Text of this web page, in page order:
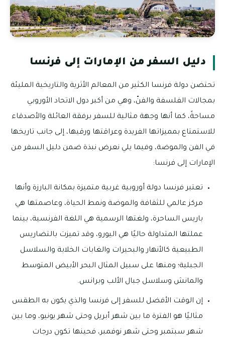
دليل السفر من الإمارات إلى فرنسا
تحتضن دولة فرنسا الكثير من المعالم الأثرية والتاريخية المليئة
بمجالات الفلسفة والفنّ، وهي من أكبر دول الاتحاد الأوروبي
مساحةً، كما أنها وجهة مثالية للسفر برفقة العائلة والأصدقاء
للاستمتاع بمميزاتها الفريدة وعراقتها ورقيها، إلى جانب تاريخها
في الفن والموضة، وفيما يلي نعرض نبذة ضمن دليل السفر من
الإمارات إلى فرنسا:
تعتبر فرنسا دولة أوروبية غربية متميزة بمكانة البارزة وأنها
مركز عالمي للثقافة والموضة ونمط الحياة، وعاصمتها هي
باريس الساحرة، ولغتها الرسمية هي اللغة الفرنسية، بينما
عملتها المتداولة حاليًا هي اليورو، وقد تميزت بالتضاريس
الطبيعية كالأنهار والبحيرات والغابات الخلابة والسلاسل
الجبلية؛ ومنها على سبيل المثال البحر الأبيض المتوسط
والمانش وسلاسل جبال الألب وبرانس.
إن الوقت الأفضل للسفر إلى فرنسا والذي يكون به الطقس
مثاليًا هو الفترة ما بين شهر أبريل وحتى شهر يونيو، وما بين
شهر سبتمبر وحتى شهر نوفمبر، فحينها تكون درجات